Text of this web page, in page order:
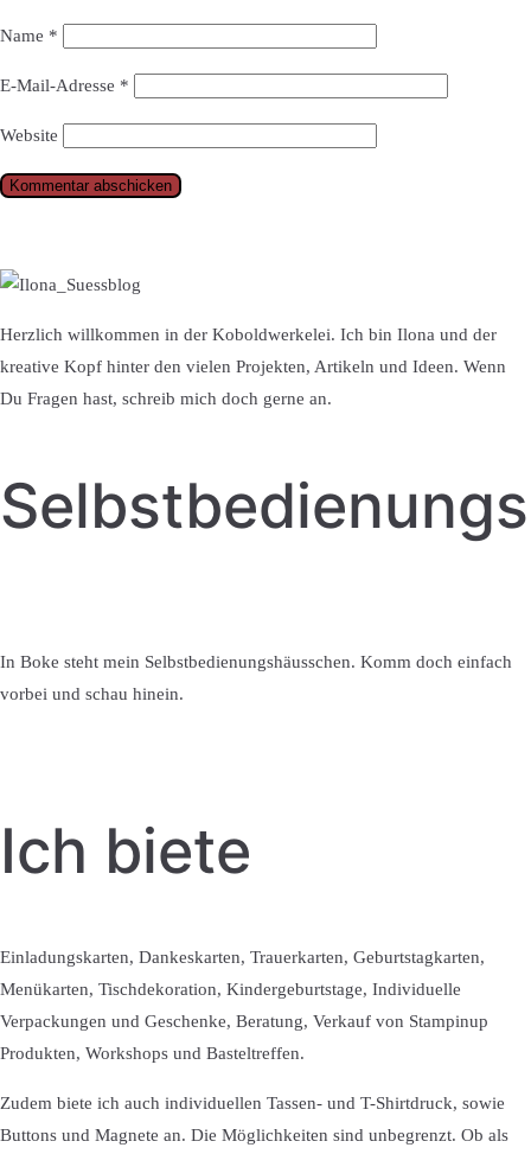
Name *
E-Mail-Adresse *
Website
Herzlich willkommen in der Koboldwerkelei. Ich bin Ilona und der
kreative Kopf hinter den vielen Projekten, Artikeln und Ideen. Wenn
Du Fragen hast, schreib mich doch gerne an.
In Boke steht mein Selbstbedienungshäusschen. Komm doch einfach
vorbei und schau hinein.
Ich biete
Einladungskarten, Dankeskarten, Trauerkarten, Geburtstagkarten,
Menükarten, Tischdekoration, Kindergeburtstage, Individuelle
Verpackungen und Geschenke, Beratung, Verkauf von Stampinup
Produkten, Workshops und Basteltreffen.
Zudem biete ich auch individuellen Tassen- und T-Shirtdruck, sowie
Buttons und Magnete an. Die Möglichkeiten sind unbegrenzt. Ob als